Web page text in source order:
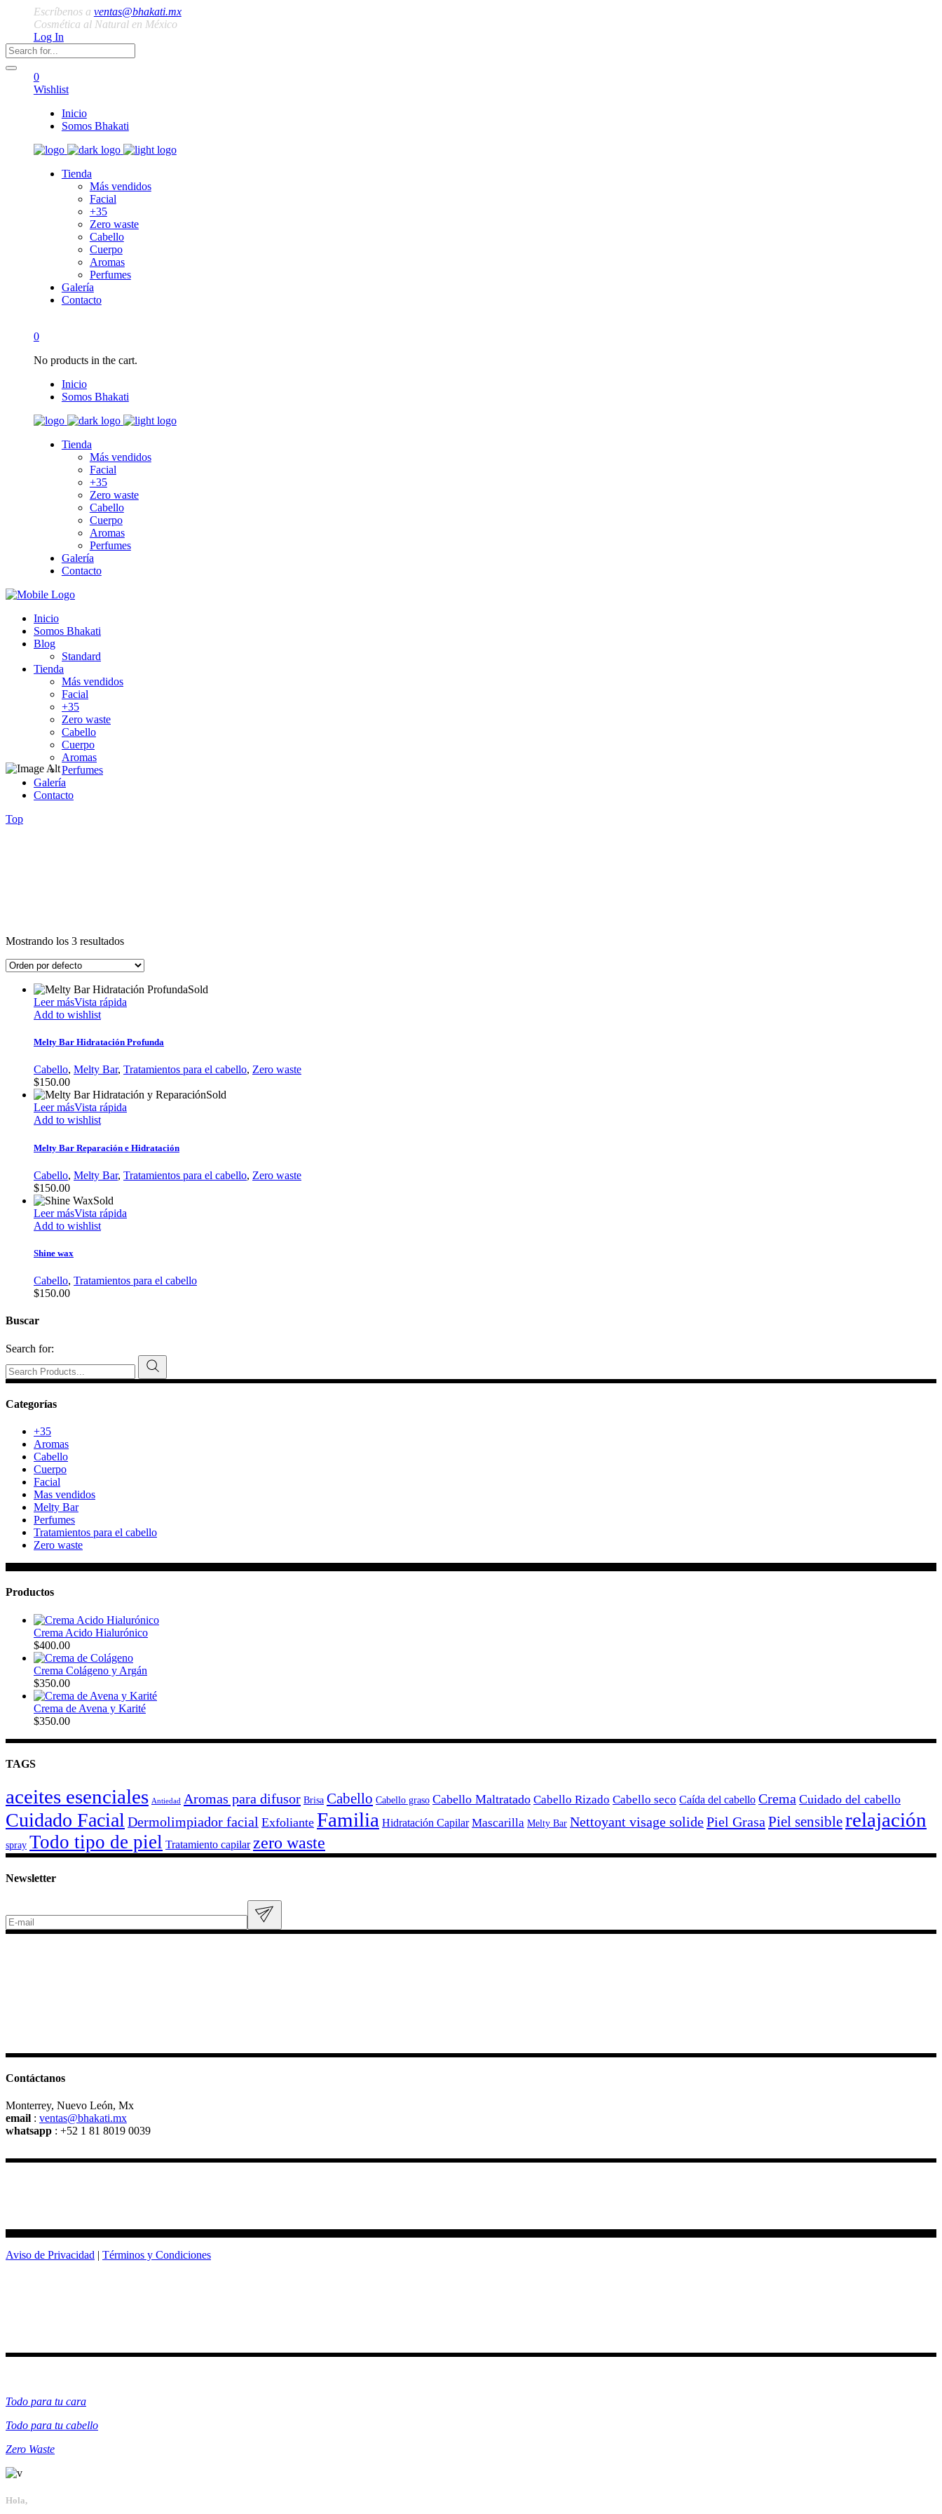
Escríbenos a ventas@bhakati.mx
Cosmética al Natural en México
Log In
0
Wishlist
Inicio
Somos Bhakati
Tienda
Más vendidos
Facial
+35
Zero waste
Cabello
Cuerpo
Aromas
Perfumes
Galería
Contacto
0
No products in the cart.
Inicio
Somos Bhakati
Tienda
Más vendidos
Facial
+35
Zero waste
Cabello
Cuerpo
Aromas
Perfumes
Galería
Contacto
Inicio
Somos Bhakati
Blog
Standard
Tienda
Más vendidos
Facial
+35
Zero waste
Cabello
Cuerpo
Aromas
Perfumes
Galería
Contacto
Top
Mostrando los 3 resultados
Sold
Leer másVista rápida
Add to wishlist
Melty Bar Hidratación Profunda
Cabello, Melty Bar, Tratamientos para el cabello, Zero waste
$150.00
Sold
Leer másVista rápida
Add to wishlist
Melty Bar Reparación e Hidratación
Cabello, Melty Bar, Tratamientos para el cabello, Zero waste
$150.00
Sold
Leer másVista rápida
Add to wishlist
Shine wax
Cabello, Tratamientos para el cabello
$150.00
Buscar
Search for:
Categorías
+35
Aromas
Cabello
Cuerpo
Facial
Mas vendidos
Melty Bar
Perfumes
Tratamientos para el cabello
Zero waste
Productos
Crema Acido Hialurónico
$400.00
Crema Colágeno y Argán
$350.00
Crema de Avena y Karité
$350.00
TAGS
aceites esenciales Antiedad Aromas para difusor Brisa Cabello Cabello graso Cabello Maltratado Cabello Rizado Cabello seco Caída del cabello Crema Cuidado del cabello
Cuidado Facial Dermolimpiador facial Exfoliante Familia Hidratación Capilar Mascarilla Melty Bar Nettoyant visage solidePiel Grasa Piel sensiblerelajación
spray Todo tipo de piel Tratamiento capilar zero waste
Newsletter
Contáctanos
Monterrey, Nuevo León, Mx
email : ventas@bhakati.mx
whatsapp : +52 1 81 8019 0039
Aviso de Privacidad | Términos y Condiciones
Todo para tu cara
Todo para tu cabello
Zero Waste
Hola,